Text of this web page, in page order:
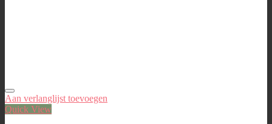
Aan verlanglijst toevoegen
Quick View